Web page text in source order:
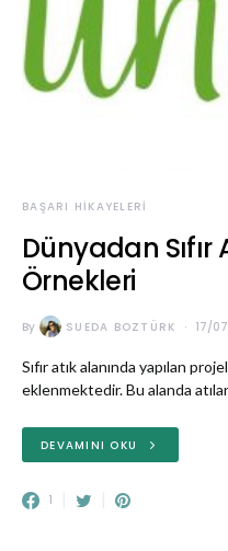
BAŞARI HIKAYELERI
Dünyadan Sıfır
Örnekleri
By SUEDA BOZTÜRK 17/
Sıfır atık alanında yapılan
eklenmektedir. Bu alanda
DEVAMINI OKU
1